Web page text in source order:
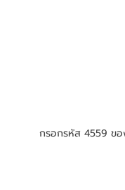
กรอกรหัส 4559 ข